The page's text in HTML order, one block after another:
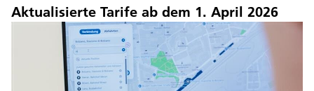
Aktualisierte Tarife ab dem 1. April 2026